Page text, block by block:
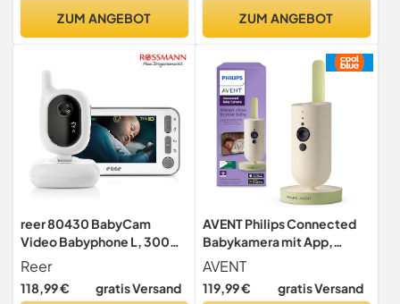
eraturanzeige ABM720C
ZUM ANGEBOT
Wiegenlieder, Zoom,
Weiß
ZUM ANGEBOT
reer 80430 BabyCam
Video Babyphone L, 300m
Reichweite, 50 Grad
Weitwinkel-Kamera, 4,3"
TFT Display, mit
Reer
118,99 € gratis Versand
AVENT Philips Connected
Babykamera mit App,
Private und sichere
Verschlüsselung, Audio, 2-
facher Zoom,
AVENT
119,99 € gratis Versand